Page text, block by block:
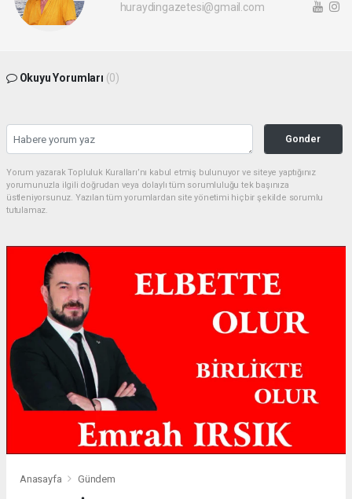
huraydingazetesi@gmail.com
Okuyu Yorumları (0)
Gonder
Yorum yazarak Topluluk Kuralları’nı kabul etmiş bulunuyor ve siteye yaptığınız
yorumunuzla ilgili doğrudan veya dolaylı tüm sorumluluğu tek başınıza
üstleniyorsunuz. Yazılan tüm yorumlardan site yönetimi hiçbir şekilde sorumlu
tutulamaz.
Anasayfa Gündem